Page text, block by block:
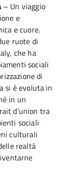
– Un viaggio
e
e cuore.
ruote di
che ha
sociali
di
si è evoluta in
in un
d’union tra
sociali
culturali
realtà